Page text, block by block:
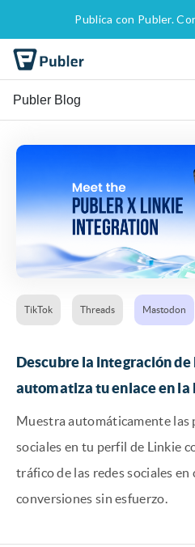
Publica con Publer.
Publer Blog
TikTok Threads Mastodon
Descubre la integración de
automatiza tu enlace en la
Muestra automáticamente las
sociales en tu perfil de Linkie
tráfico de las redes sociales
conversiones sin esfuerzo.